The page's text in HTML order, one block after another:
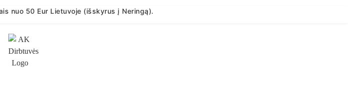
nuo 50 Eur Lietuvoje (išskyrus į Neringą).